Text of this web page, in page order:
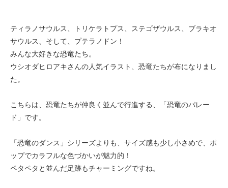
ティラノサウルス、トリケラトプス、ステゴザウルス、ブラキオ
サウルス、そして、プテラノドン！
みんな大好きな恐竜たち。
ウシオダヒロアキさんの人気イラスト、恐竜たちが布になりまし
た。
こちらは、恐竜たちが仲良く並んで行進する、「恐竜のパレー
ド」です。
「恐竜のダンス」シリーズよりも、サイズ感も少し小さめで、ポ
ップでカラフルな色づかいが魅力的！
ペタペタと並んだ足跡もチャーミングですね。